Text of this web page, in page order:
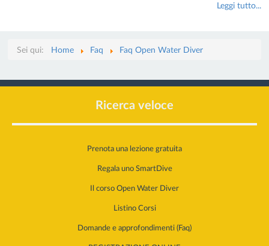
Leggi tutto...
Sei qui: Home Faq Faq Open Water Diver
Ricerca veloce
Prenota una lezione gratuita
Regala uno SmartDive
Il corso Open Water Diver
Listino Corsi
Domande e approfondimenti (Faq)